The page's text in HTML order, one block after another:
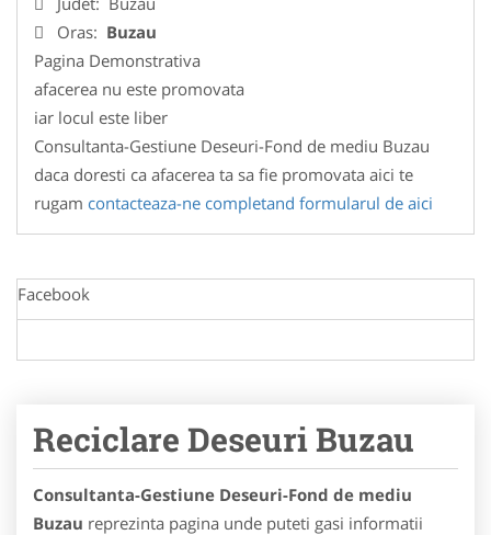
Oras: Buzau
Pagina Demonstrativa
afacerea nu este promovata
iar locul este liber
Consultanta-Gestiune Deseuri-Fond de mediu Buzau
daca doresti ca afacerea ta sa fie promovata aici te
rugam contacteaza-ne completand formularul de aici
Facebook
Reciclare Deseuri Buzau
Consultanta-Gestiune Deseuri-Fond de mediu
Buzau reprezinta pagina unde puteti gasi informatii